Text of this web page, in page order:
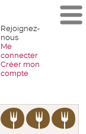
Rejoignez-
nous
Me
connecter
Créer mon
compte